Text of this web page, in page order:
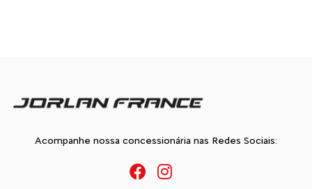
Acompanhe nossa concessionária nas Redes Sociais: